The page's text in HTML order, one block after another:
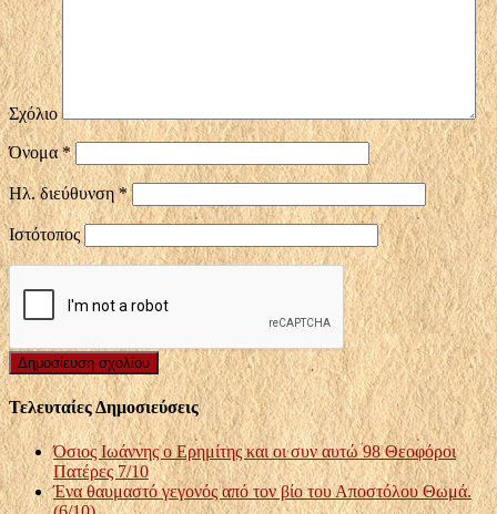
Σχόλιο
Όνομα*
Ηλ. διεύθυνση*
Ιστότοπος
Τελευταίες Δημοσιεύσεις
Όσιος Ιωάννης ο Ερημίτης και οι συν αυτώ 98 Θεοφόροι
Πατέρες 7/10
Ένα θαυμαστό γεγονός από τον βίο του Αποστόλου Θωμά.